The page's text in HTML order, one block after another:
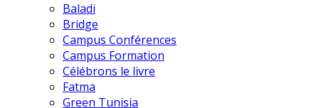
Baladi
Bridge
Campus Conférences
Campus Formation
Célébrons le livre
Fatma
Green Tunisia